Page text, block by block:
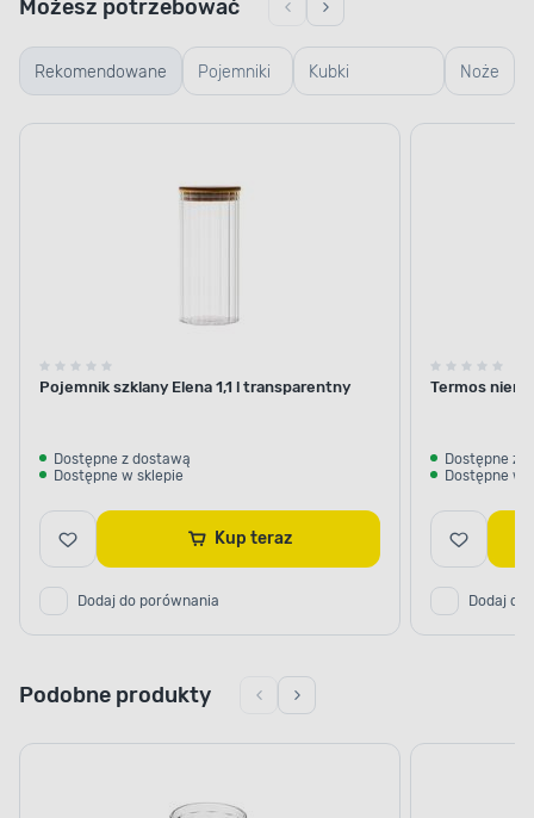
Rekomendowane Pojemniki
szklane
Kubki
termiczne i
Noże
Możesz potrzebować
Pojemnik szklany Elena 1,1 l transparentny
Dostępne z dostawą
Dostępne w sklepie
Kup teraz
Dodaj do porównania
Termos
Dostępne z
Dostępne w
Dodaj do
Podobne produkty